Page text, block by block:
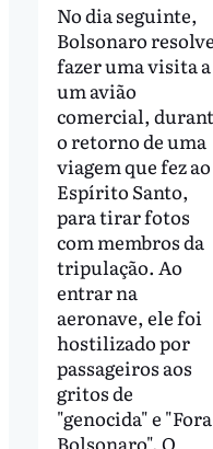
No dia seguinte,
Bolsonaro
fazer uma visita a
um avião
comercial,
o retorno de uma
viagem que fez ao
Espírito Santo,
para tirar fotos
com membros da
tripulação. Ao
entrar na
aeronave, ele foi
hostilizado por
passageiros aos
gritos de
"genocida" e "Fora
Bolsonaro". O